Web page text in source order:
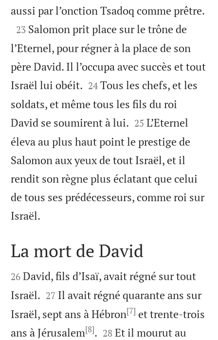
aussi par l’onction Tsadoq comme prêtre.

23 Salomon prit place sur le trône de
l’Eternel, pour régner à la place de son
père David. Il l’occupa avec succès et tout
Israël lui obéit. 

24 Tous les chefs, et les
soldats, et même tous les fils du roi
David se soumirent à lui. 

25 L’Eternel
éleva au plus haut point le prestige de
Salomon aux yeux de tout Israël, et il
rendit son règne plus éclatant que celui
de tous ses prédécesseurs, comme roi sur
Israël.

La mort de David

26 David, fils d’Isaï, avait régné sur tout
Israël. 

27 Il avait régné quarante ans sur
Israël, sept ans à Hébron[7] et trente-trois
ans à Jérusalem[8]. 

28 Et il mourut au